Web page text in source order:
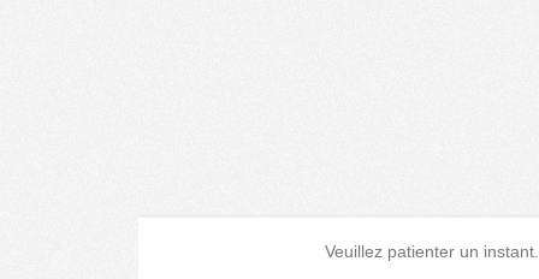
Veuillez patienter un